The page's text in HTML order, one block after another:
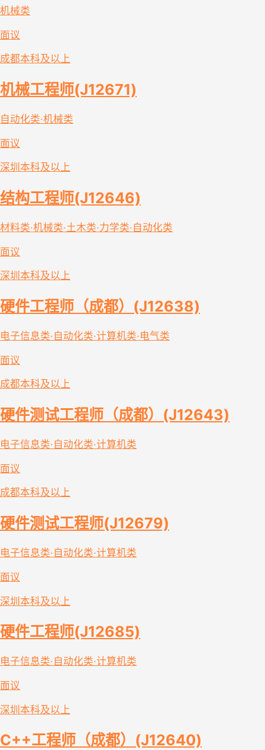
机械类
面议
成都本科及以上
机械工程师(J12671)
自动化类·机械类
面议
深圳 本科及以上
结构工程师(J12646)
材料类·机械类·土木类·力学类·自动化类
面议
深圳 本科及以上
硬件工程师（成都）(J12638)
电子信息类·自动化类·计算机类·电气类
面议
成都本科及以上
硬件测试工程师（成都）(J12643)
电子信息类·自动化类·计算机类
面议
成都本科及以上
硬件测试工程师(J12679)
电子信息类·自动化类·计算机类
面议
深圳 本科及以上
硬件工程师(J12685)
电子信息类·自动化类·计算机类
面议
深圳 本科及以上
C++工程师（成都）(J12640)